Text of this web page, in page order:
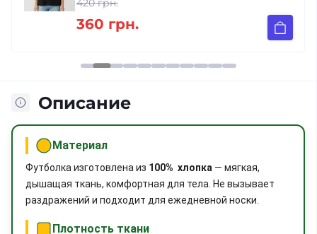
360 грн.
Описание
Материал
Футболка изготовлена из 100% хлопка — мягкая,
дышащая ткань, комфортная для тела. Не вызывает
раздражений и подходит для ежедневной носки.
Плотность ткани